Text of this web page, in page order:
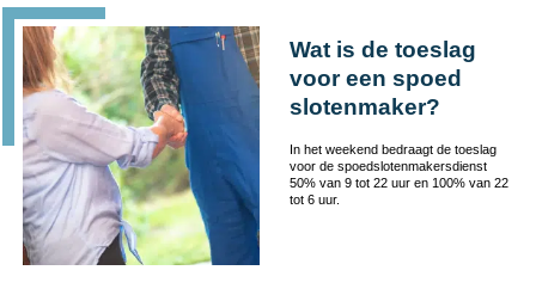
Wat is de toeslag
voor een spoed
slotenmaker?
In het weekend bedraagt de toeslag
voor de spoedslotenmakersdienst
50% van 9 tot 22 uur en 100% van 22
tot 6 uur.